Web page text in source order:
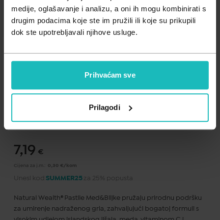
medije, oglašavanje i analizu, a oni ih mogu kombinirati s
drugim podacima koje ste im pružili ili koje su prikupili
dok ste upotrebljavali njihove usluge.
Prihvaćam sve
Prilagodi
Zdravlje muškarca
Zdravlje žene
Minerali
Probiotici i prebiotici
Važna obavijest prema Zakonu o zaštiti potrošača..
7,19 €
Cijena za j.m.: 0,30 €/kom
Unesi kod SUMMER25 za 25% popusta
Natural Wealth® Pastile Med&Biljke pružaju prirodnu podršku
za umirenje nadraženog grla, zahvaljujući bogatoj formuli s